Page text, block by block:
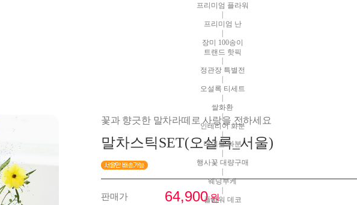
프리미엄 플라워
프리미엄 난
|
장미 100송이
트랜드 핫픽
정관장 특별전
오설록 티세트
|
쌀화환
|
인테리어 화분
테이블 화분
행사꽃 대량구매
|
웨딩부케
|
플라워 데코
꽃과 향긋한 말차라떼로 사랑을 전하세요
말차스틱SET(오설록_서울)
판매가 64,900원